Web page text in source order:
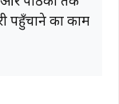
पहुँचाने का काम